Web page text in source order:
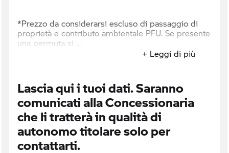
*Prezzo da considerarsi escluso di passaggio di
proprietà e contributo ambientale PFU. Se presente
una permuta si
+ Leggi di più
Lascia qui i tuoi dati. Saranno
comunicati alla Concessionaria
che li tratterà in qualità di
autonomo titolare solo per
contattarti.